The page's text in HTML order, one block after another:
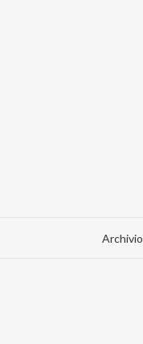
Archivio